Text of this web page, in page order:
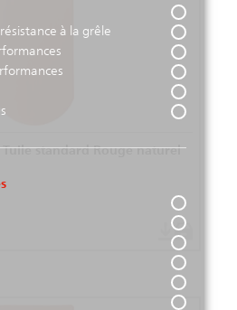
à la grêle
Tuile standard Rouge naturel